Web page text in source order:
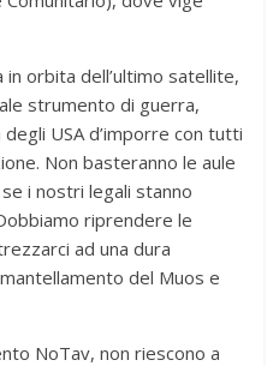
orbita dell’ultimo satellite,
strumento di guerra,
USA d’imporre con tutti
Non basteranno le aule
i nostri legali stanno
riprendere le
ad una dura
del Muos e
NoTav, non riescono a